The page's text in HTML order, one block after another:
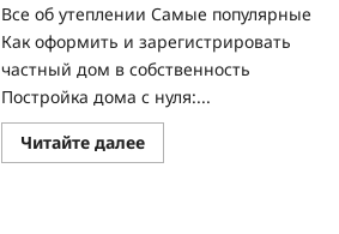
Все об утеплении Самые популярные
Как оформить и зарегистрировать
частный дом в собственность
Постройка дома с нуля:...
Читайте далееПрочитать
больше